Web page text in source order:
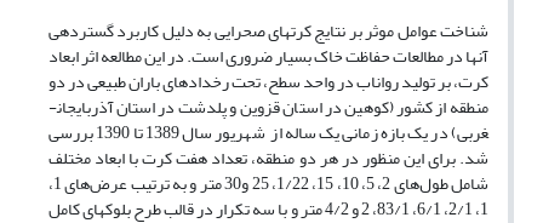
شناخت عوامل موثر بر نتایج کرت­های صحرایی به دلیل کاربرد گسترده­ی
آن­ها در مطالعات حفاظت خاک بسیار ضروری است. در این مطالعه اثر ابعاد
کرت، بر تولید رواناب در واحد سطح، تحت رخداد­های باران طبیعی در دو
منطقه از کشور (کوهین در استان قزوین و پلدشت در استان آذربایجان­
غربی) در یک بازه زمانی یک ساله از شهریور سال 1389 تا 1390 بررسی
شد. برای این منظور در هر دو منطقه، تعداد هفت کرت با ابعاد مختلف
شامل طول­‌های 2، 5، 10، 15، 1/22، 25 و30 متر و به ترتیب عرض­‌های 1،
1، 2/1، 6/1، 83/1، 2 و 4/2 متر و با سه تکرار در قالب طرح بلوک­های کامل